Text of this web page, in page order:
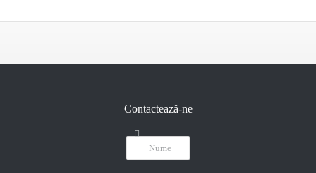
Contactează-ne